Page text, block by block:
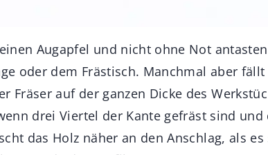
Augapfel und nicht ohne Not
oder dem Frästisch. Manchmal aber
Fräser auf der ganzen Dicke des
drei Viertel der Kante gefräst sind
das Holz näher an den Anschlag, als